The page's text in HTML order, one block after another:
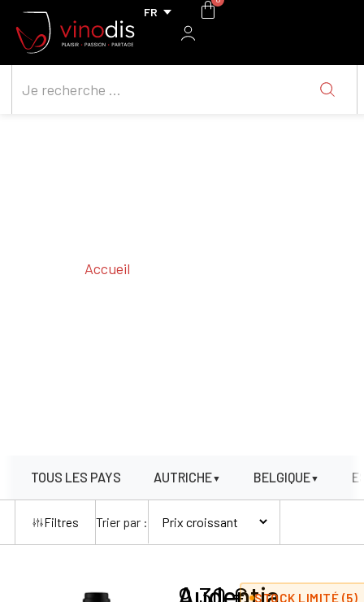
Accueil
TOUS LES PAYS AUTRICHE▼ BELGIQUE▼
Filtres Trier par :
Audentia
9,30€ STOCK LIMITÉ (5)